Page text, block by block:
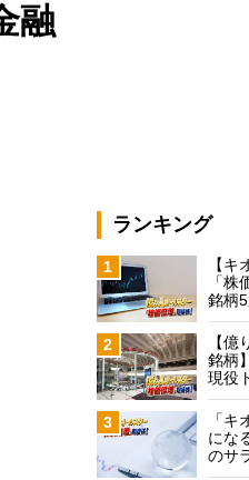
融
ランキング
1
【
「
銘柄
2
【
銘柄
現役
3
「
にな
のサ